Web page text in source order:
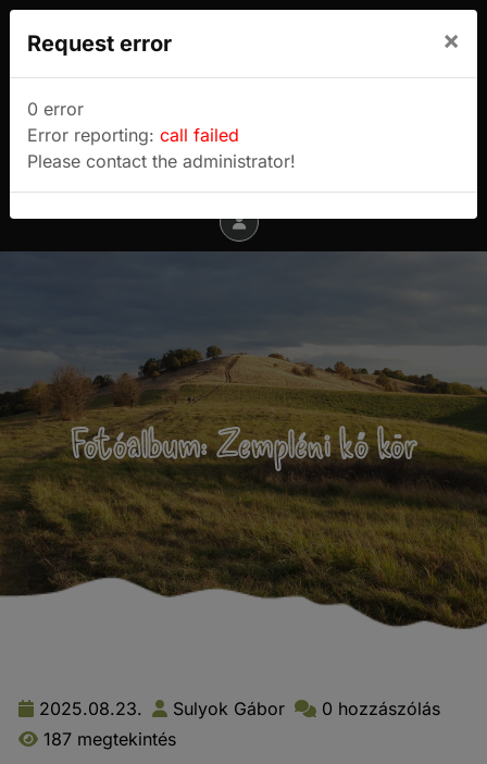
Sulyok Gábor túrablogja
Menu
Fotóalbum: Zempléni kő kör
2025.08.23. Sulyok Gábor
0 hozzászólás
187 megtekintés
Request error ×
0 error
Error reporting: call failed
Please contact the administrator!